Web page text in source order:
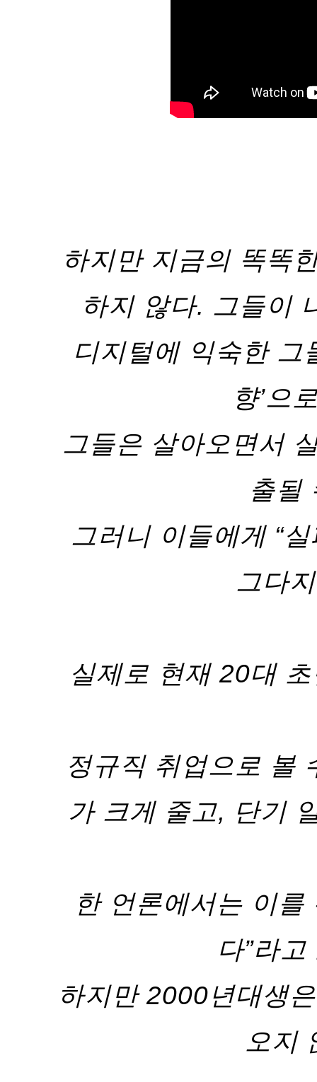
하지만 지금의 똑똑
하지 않다. 그들이
디지털에 익숙한 그
향’으
그들은 살아오면서
출될
그러니 이들에게 “
그다
실제로 현재 20대
정규직 취업으로 볼
가 크게 줄고, 단기
한 언론에서는 이를
다”라
하지만 2000년대생
오지